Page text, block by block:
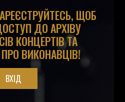
ЩОБ
ДО АРХІВУ
КОНЦЕРТІВ ТА
ВИКОНАВЦІВ!
ВХІД